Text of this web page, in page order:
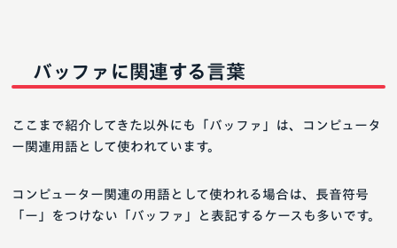
バッファに関連する言葉
ここまで紹介してきた以外にも「バッファ」は、コンピュータ
ー関連用語として使われています。
コンピューター関連の用語として使われる場合は、長音符号
「ー」をつけない「バッファ」と表記するケースも多いです。